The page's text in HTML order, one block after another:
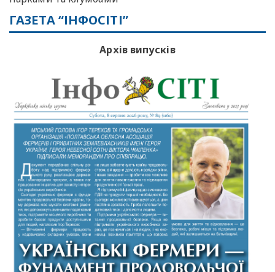
ГАЗЕТА “ІНФОСІТІ”
Архів випусків